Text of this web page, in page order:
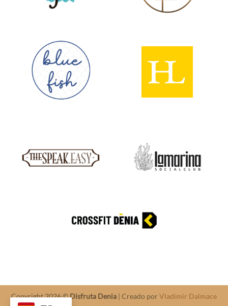
Copyright 2026 ©Disfruta Denia | Creado por Vladimir Dalmace